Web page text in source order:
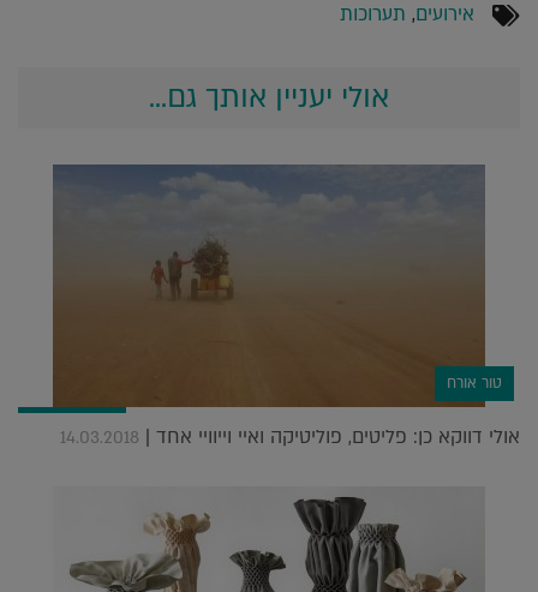
אירועים, תערוכות
אולי יעניין אותך גם...
טור אורח
אולי דווקא כן: פליטים, פוליטיקה ואיי וייוויי אחד | 14.03.2018